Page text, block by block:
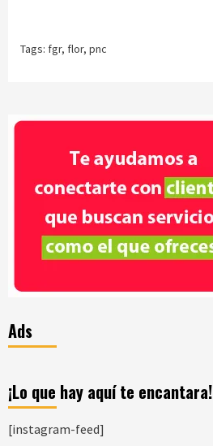
Tags: fgr, flor, pnc
Ads
¡Lo que hay aquí te encantara!
[instagram-feed]